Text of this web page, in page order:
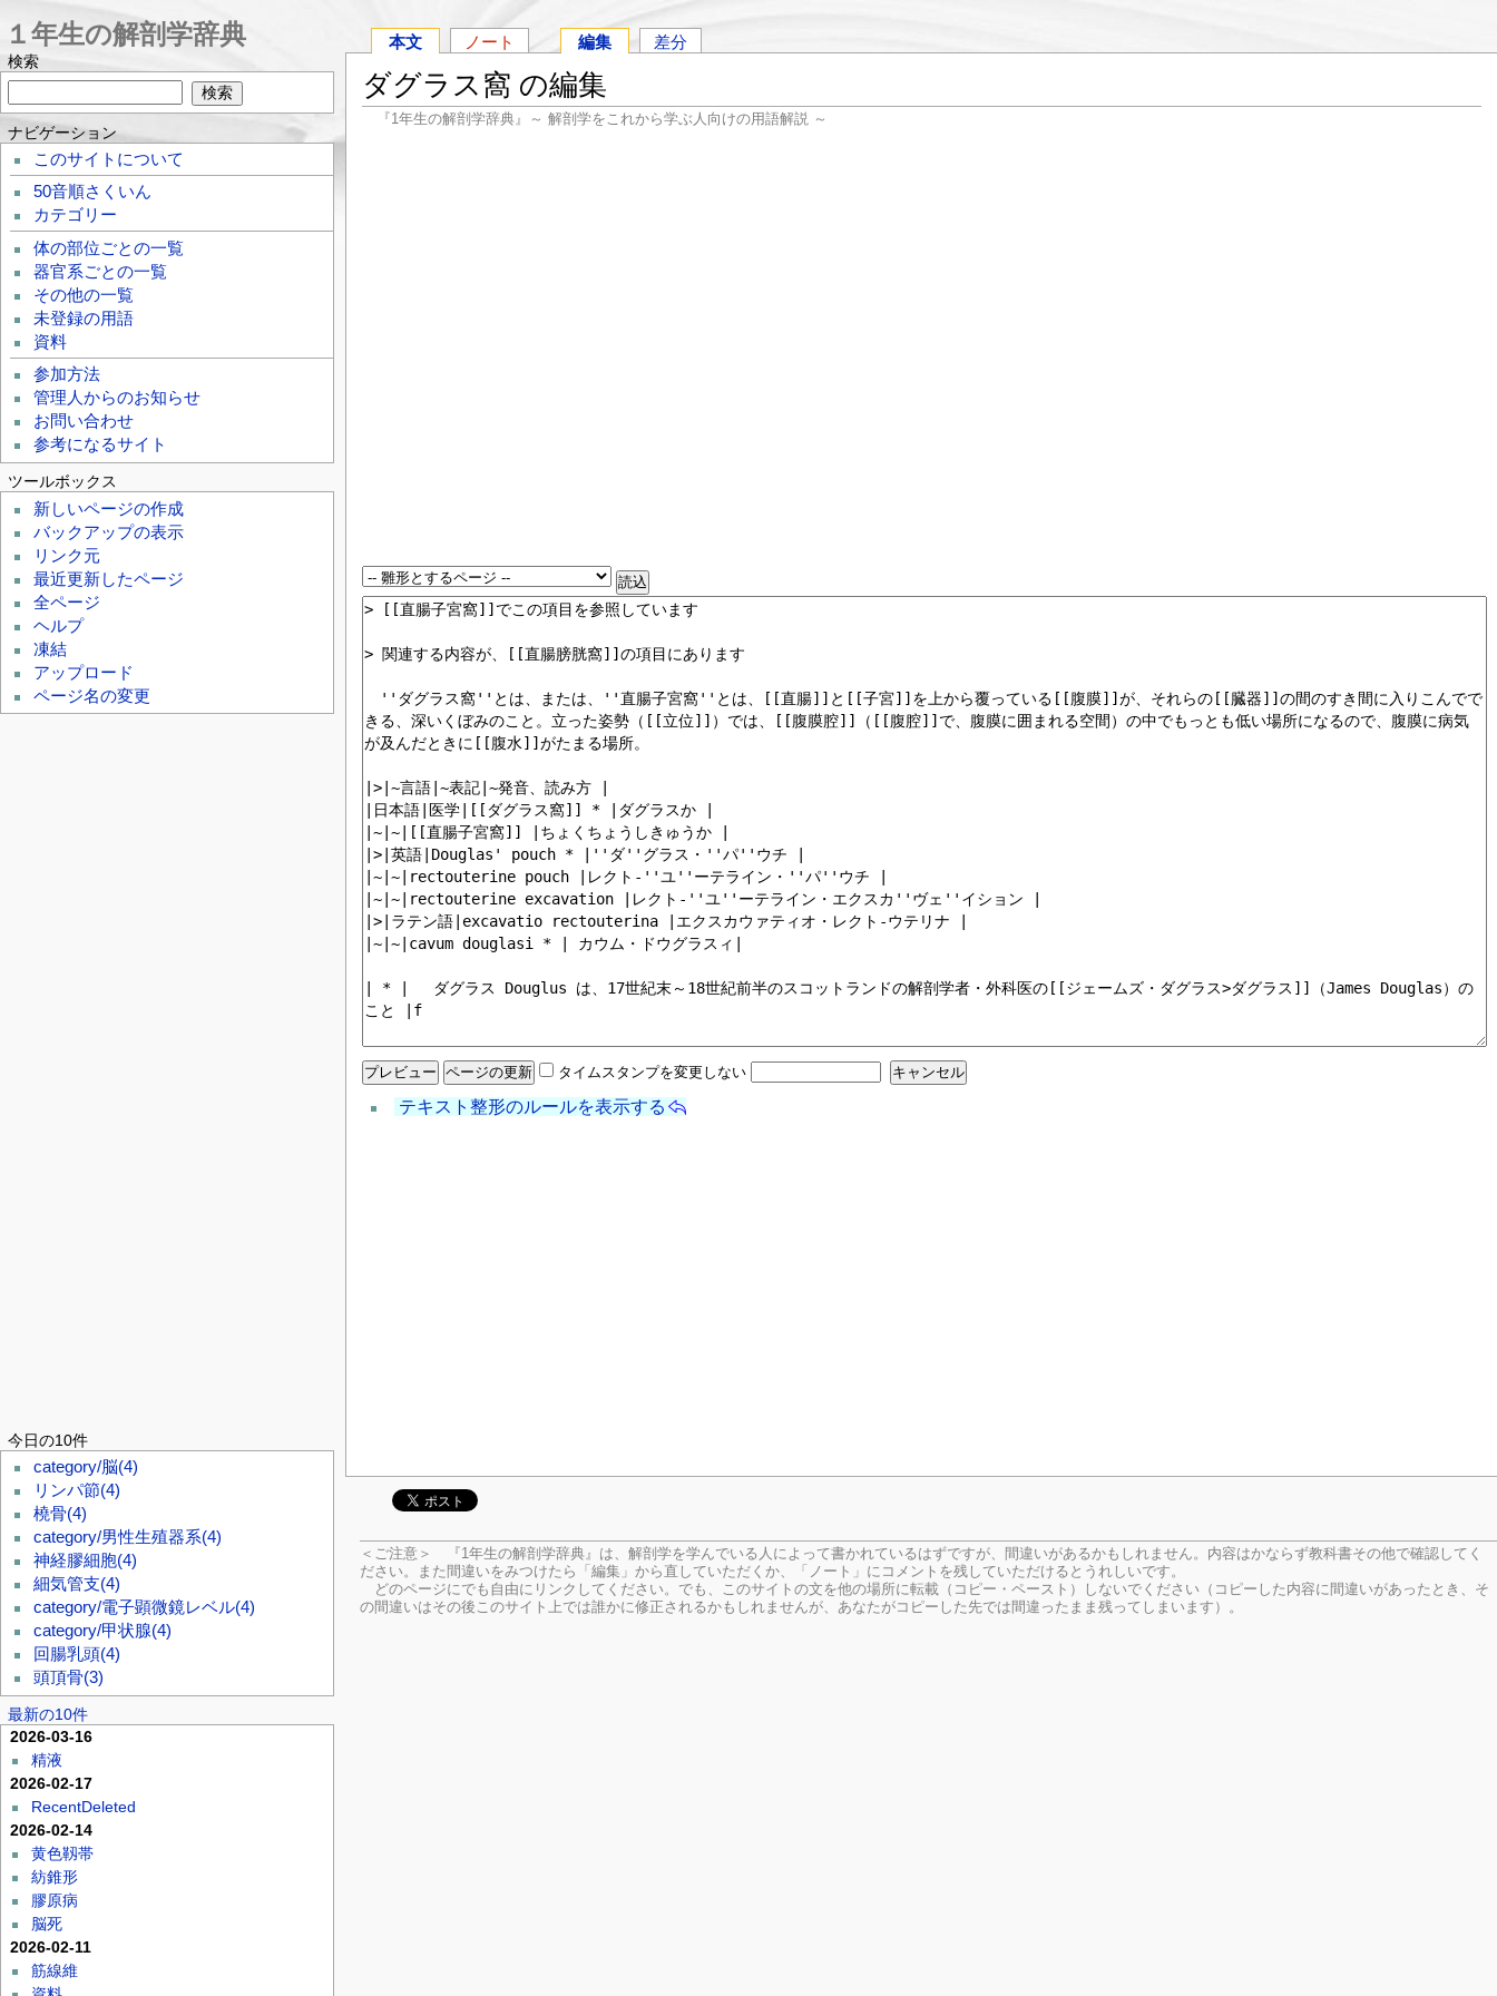
本文 ノート 編集 差分
ダグラス窩 の編集
『1年生の解剖学辞典』～ 解剖学をこれから学ぶ人向けの用語解説 ～
タイムスタンプを変更しない
テキスト整形のルールを表示する
＜ご注意＞ 『1年生の解剖学辞典』は、解剖学を学んでいる人によって書かれているはずですが、間違いがあるかもしれません。内容はかならず教科書その他で確認してく
ださい。
また間違いをみつけたら「編集」から直していただくか、「ノート」にコメントを残していただけるとうれしいです。
どのページにでも自由にリンクしてください。でも、このサイトの文を他の場所に転載（コピー・ペースト）しないでください（コピーした内容に間違いがあったとき、そ
の間違いはその後このサイト上では誰かに修正されるかもしれませんが、あなたがコピーした先では間違ったまま残ってしまいます）。
１年生の解剖学辞典
検索
ナビゲーション
このサイトについて
50音順さくいん
カテゴリー
体の部位ごとの一覧
器官系ごとの一覧
その他の一覧
未登録の用語
資料
参加方法
管理人からのお知らせ
お問い合わせ
参考になるサイト
ツールボックス
新しいページの作成
バックアップの表示
リンク元
最近更新したページ
全ページ
ヘルプ
凍結
アップロード
ページ名の変更
今日の10件
category/脳(4)
リンパ節(4)
橈骨(4)
category/男性生殖器系(4)
神経膠細胞(4)
細気管支(4)
category/電子顕微鏡レベル(4)
category/甲状腺(4)
回腸乳頭(4)
頭頂骨(3)
最新の10件
2026-03-16
精液
2026-02-17
RecentDeleted
2026-02-14
黄色靱帯
紡錐形
膠原病
脳死
2026-02-11
筋線維